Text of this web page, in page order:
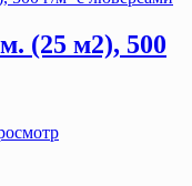
(25 м2), 500